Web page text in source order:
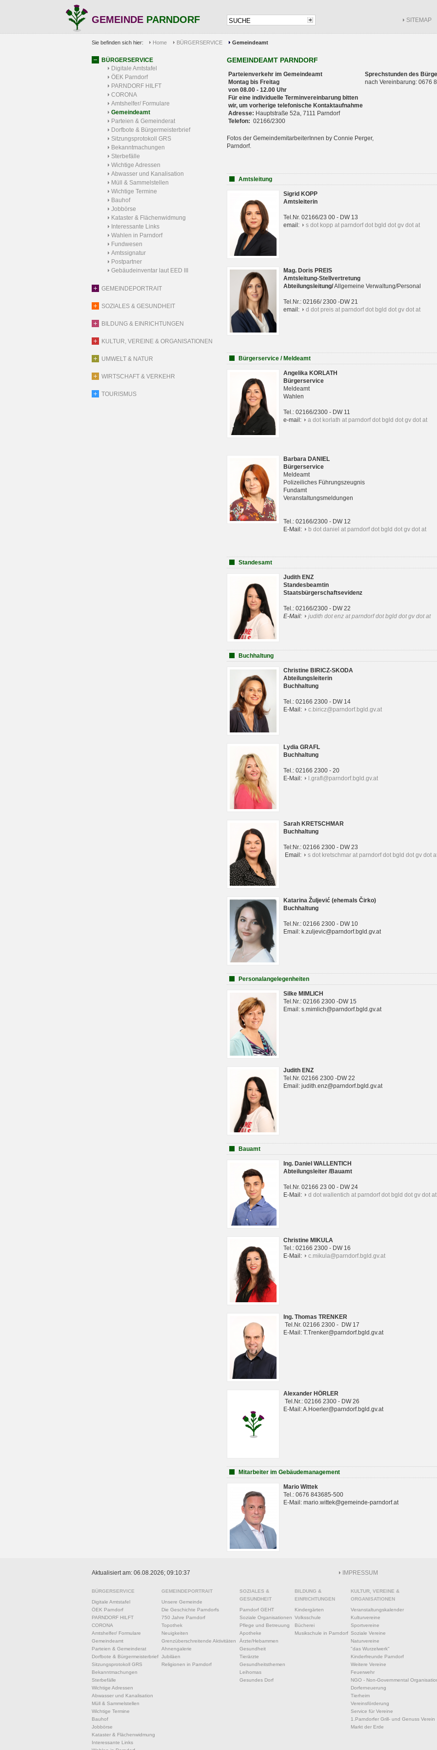
GEMEINDE PARNDORF SITEMAP
Sie befinden sich hier: Home BÜRGERSERVICE Gemeindeamt
BÜRGERSERVICE
Digitale Amtstafel
ÖEK Parndorf
PARNDORF HILFT
CORONA
Amtshelfer/ Formulare
Gemeindeamt
Parteien & Gemeinderat
Dorfbote & Bürgermeisterbrief
Sitzungsprotokoll GRS
Bekanntmachungen
Sterbefälle
Wichtige Adressen
Abwasser und Kanalisation
Müll & Sammelstellen
Wichtige Termine
Bauhof
Jobbörse
Kataster & Flächenwidmung
Interessante Links
Wahlen in Parndorf
Fundwesen
Amtssignatur
Postpartner
Gebäudeinventar laut EED III
GEMEINDEPORTRAIT
SOZIALES & GESUNDHEIT
BILDUNG & EINRICHTUNGEN
KULTUR, VEREINE & ORGANISATIONEN
UMWELT & NATUR
WIRTSCHAFT & VERKEHR
TOURISMUS
GEMEINDEAMT PARNDORF
Parteienverkehr im Gemeindeamt
Montag bis Freitag
von 08.00 - 12.00 Uhr
Für eine individuelle Terminvereinbarung bitten
wir, um vorherige telefonische Kontaktaufnahme
Adresse: Hauptstraße 52a, 7111 Parndorf
Telefon: 02166/2300
Sprechstunden des
nach Vereinbarung: 0676
Fotos der GemeindemitarbeiterInnen by Connie Perger,
Parndorf.
Amtsleitung
Sigrid KOPP
Amtsleiterin
Tel.Nr. 02166/23 00 - DW 13
email:
s dot kopp at parndorf dot bgld dot gv dot at
Mag. Doris PREIS
Amtsleitung-Stellvertretung
Abteilungsleitung/Allgemeine Verwaltung/Personal
Tel.Nr.: 02166/ 2300 -DW 21
email:
d dot preis at parndorf dot bgld dot gv dot at
Bürgerservice / Meldeamt
Angelika KORLATH
Bürgerservice
Meldeamt
Wahlen
Tel.: 02166/2300 - DW 11
e-mail:
a dot korlath at parndorf dot bgld dot gv dot at
Barbara DANIEL
Bürgerservice
Meldeamt
Polizeiliches Führungszeugnis
Fundamt
Veranstaltungsmeldungen
Tel.: 02166/2300 - DW 12
E-Mail:
b dot daniel at parndorf dot bgld dot gv dot at
Standesamt
Judith ENZ
Standesbeamtin
Staatsbürgerschaftsevidenz
Tel.: 02166/2300 - DW 22
E-Mail:
judith dot enz at parndorf dot bgld dot gv dot at
Buchhaltung
Christine BIRICZ-SKODA
Abteilungsleiterin
Buchhaltung
Tel.: 02166 2300 - DW 14
E-Mail:
c.biricz@parndorf.bgld.gv.at
Lydia GRAFL
Buchhaltung
Tel.: 02166 2300 - 20
E-Mail:
l.grafl@parndorf.bgld.gv.at
Sarah KRETSCHMAR
Buchhaltung
Tel:Nr.: 02166 2300 - DW 23
Email:
s dot kretschmar at parndorf dot bgld dot gv dot
Katarina Žuljević (ehemals Čirko)
Buchhaltung
Tel.Nr.: 02166 2300 - DW 10
Email: k.zuljevic@parndorf.bgld.gv.at
Personalangelegenheiten
Silke MIMLICH
Tel.Nr.: 02166 2300 -DW 15
Email: s.mimlich@parndorf.bgld.gv.at
Judith ENZ
Tel.Nr. 02166 2300 -DW 22
Email: judith.enz@parndorf.bgld.gv.at
Bauamt
Ing. Daniel WALLENTICH
Abteilungsleiter /Bauamt
Tel.Nr. 02166 23 00 - DW 24
E-Mail:
d dot wallentich at parndorf dot bgld dot gv dot at
Christine MIKULA
Tel.: 02166 2300 - DW 16
E-Mail:
c.mikula@parndorf.bgld.gv.at
Ing. Thomas TRENKER
Tel.Nr. 02166 2300 - DW 17
E-Mail: T.Trenker@parndorf.bgld.gv.at
Alexander HÖRLER
Tel.Nr.: 02166 2300 - DW 26
E-Mail: A.Hoerler@parndorf.bgld.gv.at
Mitarbeiter im Gebäudemanagement
Mario Wittek
Tel.: 0676 843685-500
E-Mail: mario.wittek@gemeinde-parndorf.at
Aktualisiert am: 06.08.2026; 09:10:37 IMPRESSUM
BÜRGERSERVICE
Digitale Amtstafel
ÖEK Parndorf
PARNDORF HILFT
CORONA
Amtshelfer/ Formulare
Gemeindeamt
Parteien & Gemeinderat
Dorfbote & Bürgermeisterbrief
Sitzungsprotokoll GRS
Bekanntmachungen
Sterbefälle
Wichtige Adressen
Abwasser und Kanalisation
Müll & Sammelstellen
Wichtige Termine
Bauhof
Jobbörse
Kataster & Flächenwidmung
Interessante Links
GEMEINDEPORTRAIT
Unsere Gemeinde
Die Geschichte Parndorfs
750 Jahre Parndorf
Topothek
Neuigkeiten
Grenzüberschreitende Aktivitäten
Ahnengalerie
Jubiläen
Religionen in Parndorf
SOZIALES &
GESUNDHEIT
Parndorf GEHT
Soziale Organisationen
Pflege und Betreuung
Apotheke
Ärzte/Hebammen
Gesundheit
Tierärzte
Gesundheitsthemen
Leihomas
Gesundes Dorf
BILDUNG &
EINRICHTUNGEN
Kindergärten
Volksschule
Bücherei
Musikschule in Parndorf
KULTUR, VEREINE &
ORGANISATIONEN
Veranstaltungskalender
Kulturvereine
Sportvereine
Soziale Vereine
Naturvereine
"das Wurzelwerk"
Kinderfreunde Parndorf
Weitere Vereine
Feuerwehr
NGO - Non-Governmental
Dorferneuerung
Tierheim
Vereinsförderung
Service für Vereine
1.Parndorfer Grill- und Genuss Verein
Markt der Erde